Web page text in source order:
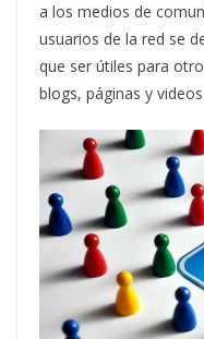
a los medios de
usuarios de la red se
que ser útiles para
blogs, páginas y